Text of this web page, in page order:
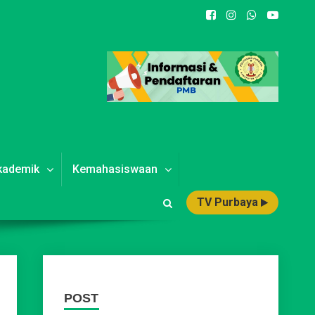
Kemahasiswaan
TV Purbaya
POST